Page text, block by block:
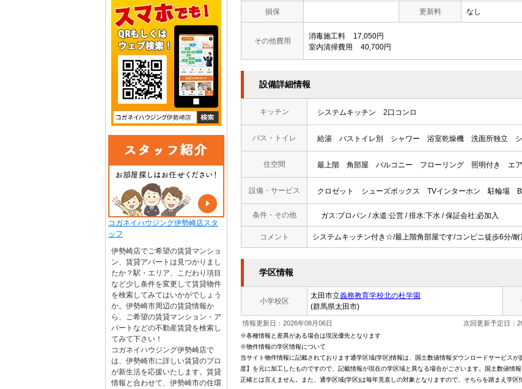
損保 更新料 なし
その他費用
消毒施工料
17,050円
室内清掃費用
40,700円
設備詳細情報
キッチン システムキッチン 2口コンロ
バス・トイレ 給湯 バストイレ別 シャワー 浴室乾燥機 洗面所独立
住空間 最上階 角部屋 バルコニー フローリング 照明付き エ
設備・サービス クロゼット シューズボックス TVインターホン 駐輪場
条件・その他 ガス:プロパン / 水道:公営 / 排水:下水 / 保証会社:必加入
コメント システムキッチン付き☆/最上階角部屋です/コンビニ徒歩6分/
学区情報
小学校区
太田市立義務教育学校北の杜学園
(群馬県太田市)
情報更新日：2026年08月06日 次回更新予定日：
※各種情報と差異がある場合は現況優先となります
※物件情報の学区情報について
当サイト物件情報に記載されております通学区域(学区)情報は、国土数値情報ダウンロードサービス
度】を元に加工したものですので、記載情報が現在の学区域と異なる場合がございます。国土数値情
正確とは言えません。また、通学区域(学区)は毎年見直しの対象となりますので、そちらを踏まえ学区
コガネイハウジング伊勢崎店スタ
ッフ
伊勢崎店でご希望の賃貸マンショ
ン、賃貸アパートは見つかりまし
たか？駅・エリア、こだわり項目
など少し条件を変更して賃貸物件
を検索してみてはいかがでしょう
か。伊勢崎市周辺の賃貸情報か
ら、ご希望の賃貸マンション・ア
パートなどの不動産賃貸を検索し
てみて下さい！
コガネイハウジング伊勢崎店で
は、伊勢崎市に詳しい賃貸のプロ
が新生活を応援いたします。賃貸
情報と合わせて、伊勢崎市の住環